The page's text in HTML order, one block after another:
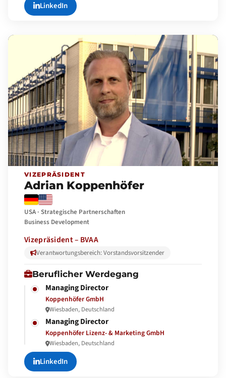
LinkedIn
VIZEPRÄSIDENT
Adrian Koppenhöfer
USA · Strategische Partnerschaften
Business Development
Vizepräsident – BVAA
Verantwortungsbereich: Vorstandsvorsitzender
Beruflicher Werdegang
Managing Director
Koppenhöfer GmbH
Wiesbaden, Deutschland
Managing Director
Koppenhöfer Lizenz- & Marketing GmbH
Wiesbaden, Deutschland
LinkedIn